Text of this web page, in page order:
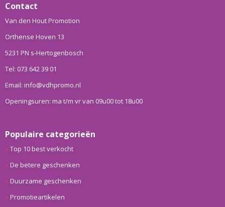
Contact
Van den Hout Promotion
Orthense Hoven 13
5231 PN s-Hertogenbosch
Tel: 073 642 39 01
Email: info@vdhpromo.nl
Openingsuren: ma t/m vr van 09u00 tot 18u00
Populaire categorieën
Top 10 best verkocht
De betere geschenken
Duurzame geschenken
Promotieartikelen